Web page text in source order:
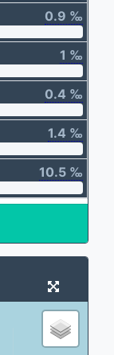
0.9 ‰
1 ‰
0.4 ‰
1.4 ‰
10.5 ‰